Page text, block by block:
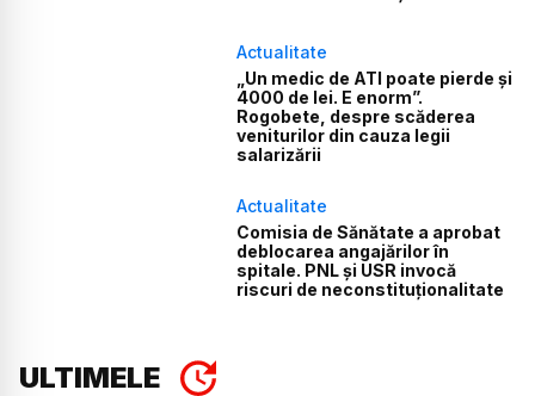
Actualitate
„Un medic de ATI poate pierde și
4000 de lei. E enorm”.
Rogobete, despre scăderea
veniturilor din cauza legii
salarizării
Actualitate
Comisia de Sănătate a aprobat
deblocarea angajărilor în
spitale. PNL și USR invocă
riscuri de neconstituționalitate
ULTIMELE